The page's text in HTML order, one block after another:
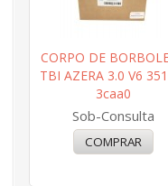
CORPO DE
TBI AZERA 3.0 V6
3caa0
Sob-Consulta